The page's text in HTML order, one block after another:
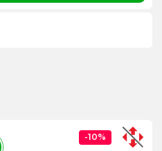
-10%